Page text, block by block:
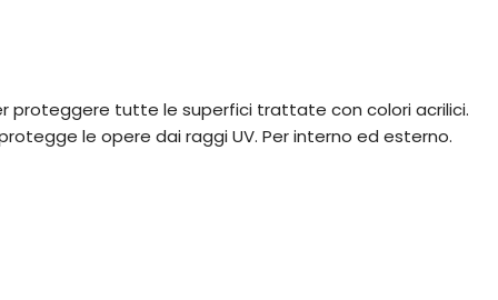
proteggere tutte le superfici trattate con colori acrilici.
le opere dai raggi UV. Per interno ed esterno.